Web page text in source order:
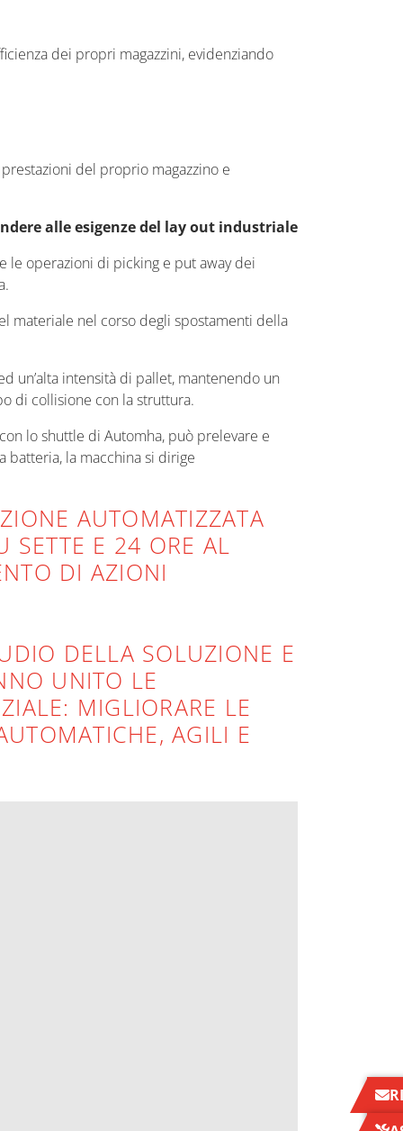
dei propri magazzini, evidenziando
del proprio magazzino e
alle esigenze del lay out industriale
le operazioni di picking e put away dei
materiale nel corso degli spostamenti della
un’alta intensità di pallet, mantenendo un
di collisione con la struttura.
lo shuttle di Automha, può prelevare e
batteria, la macchina si dirige
AUTOMATIZZATA
SETTE E 24 ORE AL
DI AZIONI
DELLA SOLUZIONE E
UNITO LE
MIGLIORARE LE
AGILI E